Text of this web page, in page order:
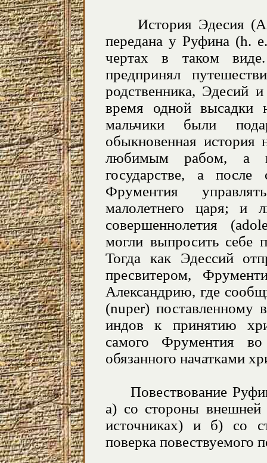
История Эдесия (
передана у Руфина (h.
чертах в таком
предпринял
родственника, Эдесий
время одной высадки
мальчики были
обыкновенная история
любимым рабом, а
государстве, а
Фрументия
малолетнего царя; и
совершеннолетия
могли выпросить себе
Тогда как Эдессий
пресвитером,
Александрию, где
(nuper) поставленному
индов к принятию
самого Фрументия
обязанного начатками
Повествование
а) со стороны внешней
источниках) и б) со
поверка повествуемого